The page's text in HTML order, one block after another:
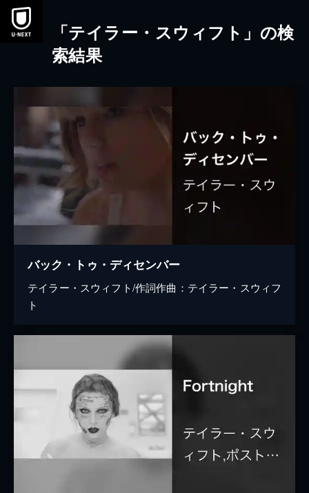
本文へスキップ
「テイラー・スウィフト」の検
索結果
バック・トゥ・ディセンバー
テイラー・スウィフト/作詞作曲：テイラー・スウィフ
ト